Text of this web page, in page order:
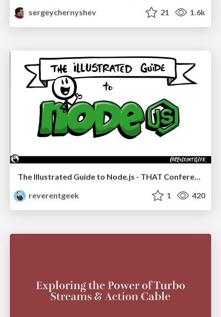
sergeychernyshev
21 1.6k
The Illustrated Guide to Node.js - THAT Conference 2024
reverentgeek
1 420